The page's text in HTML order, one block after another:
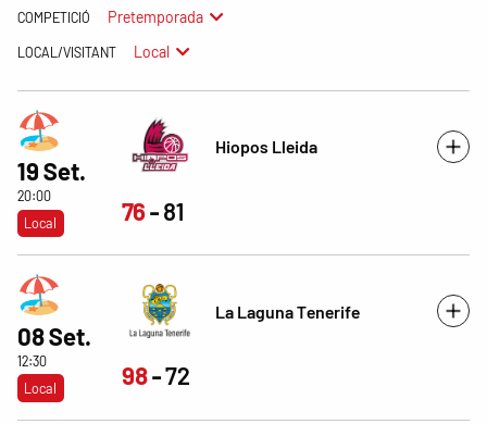
COMPETICIÓ Pretemporada
LOCAL/VISITANT Local
19 Set.
20:00
Local
Hiopos Lleida
76 81
08 Set.
12:30
Local
La Laguna Tenerife
98 72